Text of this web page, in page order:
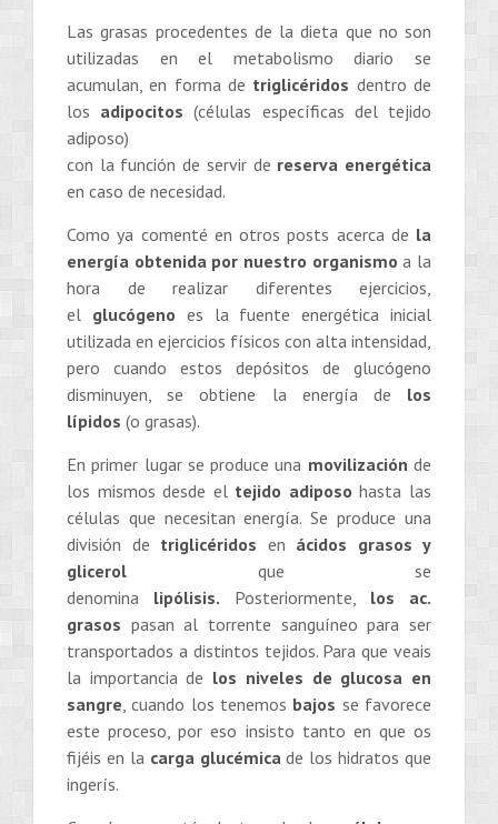
Las grasas procedentes de la dieta que no son
utilizadas en el metabolismo diario se
acumulan, en forma de triglicéridos dentro de
los adipocitos (células específicas del tejido
adiposo)
con la función de servir de reserva energética
en caso de necesidad.
Como ya comenté en otros posts acerca de la
energía obtenida por nuestro organismo a la
hora de realizar diferentes ejercicios,
el glucógeno es la fuente energética inicial
utilizada en ejercicios físicos con alta intensidad,
pero cuando estos depósitos de glucógeno
disminuyen, se obtiene la energía de los
lípidos (o grasas).
En primer lugar se produce una movilización de
los mismos desde el tejido adiposo hasta las
células que necesitan energía. Se produce una
división de triglicéridos en ácidos grasos y
glicerol que se
denomina lipólisis. Posteriormente, los ac.
grasos pasan al torrente sanguíneo para ser
transportados a distintos tejidos. Para que veais
la importancia de los niveles de glucosa en
sangre , cuando los tenemos bajos se favorece
este proceso, por eso insisto tanto en que os
fijéis en la carga glucémica de los hidratos que
ingerís.